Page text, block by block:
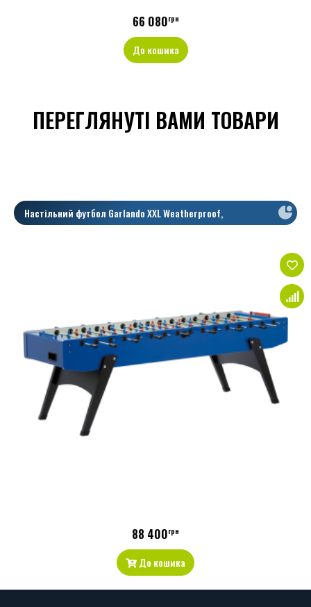
66 080грн
До кошика
ПЕРЕГЛЯНУТІ ВАМИ ТОВАРИ
Настільний футбол Garlando XXL Weatherproof,
88 400грн
До кошика